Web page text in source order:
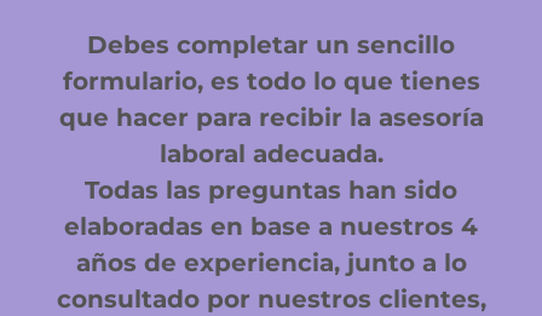
Debes completar un sencillo
formulario, es todo lo que tienes
que hacer para recibir la asesoría
laboral adecuada.
Todas las preguntas han sido
elaboradas en base a nuestros 4
años de experiencia, junto a lo
consultado por nuestros clientes,